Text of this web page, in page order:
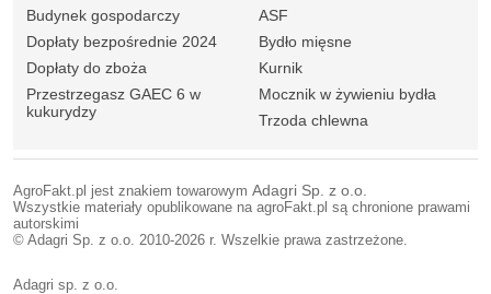
Budynek gospodarczy
Dopłaty bezpośrednie 2024
Dopłaty do zboża
Przestrzegasz GAEC 6 w
kukurydzy
ASF
Bydło mięsne
Kurnik
Mocznik w żywieniu bydła
Trzoda chlewna
AgroFakt.pl jest znakiem towarowym Adagri Sp. z o.o.
Wszystkie materiały opublikowane na agroFakt.pl są chronione prawami
autorskimi
© Adagri Sp. z o.o. 2010-2026 r. Wszelkie prawa zastrzeżone.
Adagri sp. z o.o.